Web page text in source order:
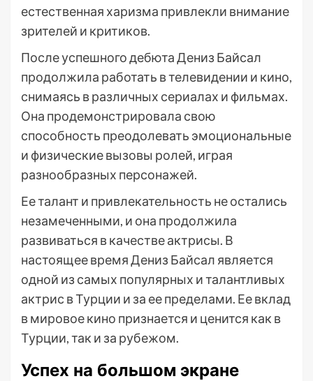
естественная харизма привлекли внимание
зрителей и критиков.
После успешного дебюта Дениз Байсал
продолжила работать в телевидении и кино,
снимаясь в различных сериалах и фильмах.
Она продемонстрировала свою
способность преодолевать эмоциональные
и физические вызовы ролей, играя
разнообразных персонажей.
Ее талант и привлекательность не остались
незамеченными, и она продолжила
развиваться в качестве актрисы. В
настоящее время Дениз Байсал является
одной из самых популярных и талантливых
актрис в Турции и за ее пределами. Ее вклад
в мировое кино признается и ценится как в
Турции, так и за рубежом.
Успех на большом экране